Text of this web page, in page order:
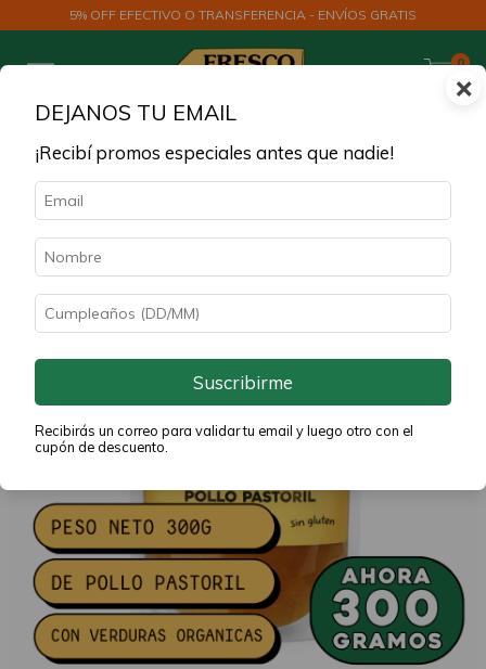
5% OFF EFECTIVO O TRANSFERENCIA - ENVÍOS GRATIS
0
30%
OFF
×
DEJANOS TU EMAIL
¡Recibí promos especiales antes que nadie!
Suscribirme
Recibirás un correo para validar tu email y luego otro con el
cupón de descuento.